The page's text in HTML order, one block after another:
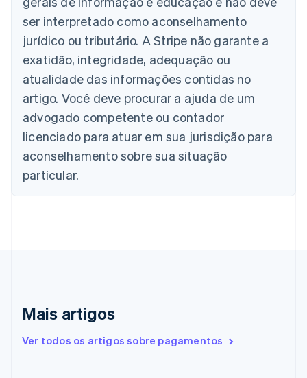
ser interpretado como aconselhamento
jurídico ou tributário. A Stripe não garante a
exatidão, integridade, adequação ou
atualidade das informações contidas no
artigo. Você deve procurar a ajuda de um
advogado competente ou contador
licenciado para atuar em sua jurisdição para
aconselhamento sobre sua situação
particular.
Mais artigos
Ver todos os artigos sobre pagamentos
Bélgica
Nederlands Français
Brasil
Português English
Bulgária
Canadá
EnglishFrançais
China continental
简体中文
Chipre
English
Croácia
EnglishItaliano
Dinamarca
Espanha
English
Estados Unidos